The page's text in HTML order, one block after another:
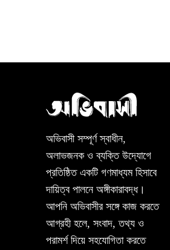
অভিবাসী সম্পূর্ণ স্বাধীন,
অলাভজনক ও ব্যক্তি উদ্যোগে
প্রতিষ্ঠিত একটি গণমাধ্যম হিসাবে
দায়িত্ব পালনে অঙ্গীকারাবদ্ধ।
আপনি অভিবাসীর সঙ্গে কাজ করতে
আগ্রহী হলে, সংবাদ, তথ্য ও
পরামর্শ দিয়ে সহযোগিতা করতে